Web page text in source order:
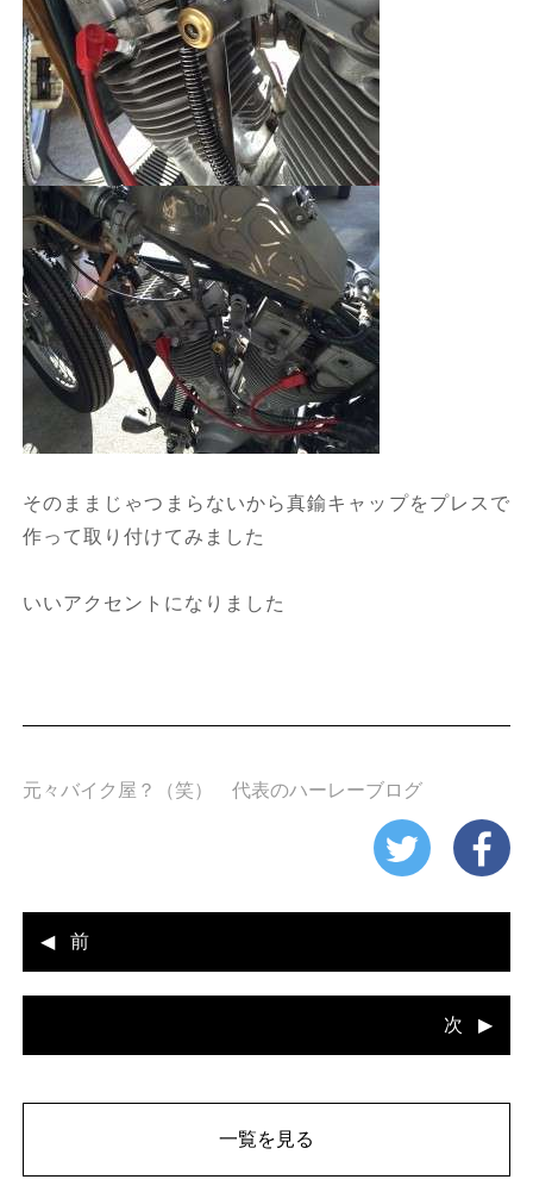
そのままじゃつまらないから真鍮キャップをプレスで
作って取り付けてみました
いいアクセントになりました
元々バイク屋？（笑） 代表のハーレーブログ
前
次
一覧を見る